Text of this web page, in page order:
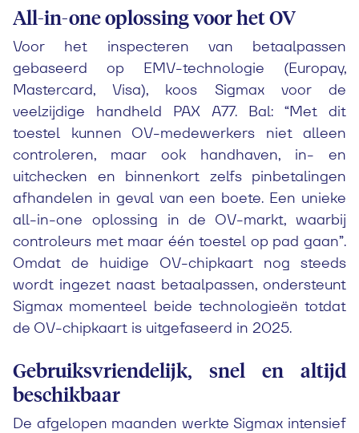
All-in-one oplossing voor het OV
Voor het inspecteren van betaalpassen
gebaseerd op EMV-technologie (Europay,
Mastercard, Visa), koos Sigmax voor de
veelzijdige handheld PAX A77. Bal: “Met dit
toestel kunnen OV-medewerkers niet alleen
controleren, maar ook handhaven, in- en
uitchecken en binnenkort zelfs pinbetalingen
afhandelen in geval van een boete. Een unieke
all-in-one oplossing in de OV-markt, waarbij
controleurs met maar één toestel op pad gaan”.
Omdat de huidige OV-chipkaart nog steeds
wordt ingezet naast betaalpassen, ondersteunt
Sigmax momenteel beide technologieën totdat
de OV-chipkaart is uitgefaseerd in 2025.
Gebruiksvriendelijk, snel en altijd
beschikbaar
De afgelopen maanden werkte Sigmax intensief